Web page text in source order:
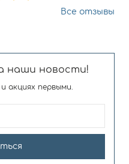
Все отзывы
наши новости!
акциях первыми.